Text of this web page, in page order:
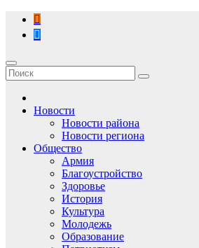
Перейти
содержимому
Новости
Новости района
Новости региона
Общество
Армия
Благоустройство
Здоровье
История
Культура
Молодежь
Образование